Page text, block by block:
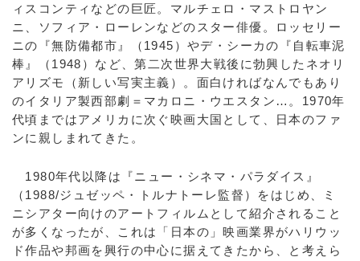
ィスコンティなどの巨匠。マルチェロ・マストロヤン
ニ、ソフィア・ローレンなどのスター俳優。ロッセリー
ニの『無防備都市』（1945）やデ・シーカの『自転車泥
棒』（1948）など、第二次世界大戦後に勃興したネオリ
アリズモ（新しい写実主義）。面白ければなんでもあり
のイタリア製西部劇＝マカロニ・ウエスタン…。1970年
代頃まではアメリカに次ぐ映画大国として、日本のファ
ンに親しまれてきた。
1980年代以降は『ニュー・シネマ・パラダイス』
（1988/ジュゼッペ・トルナトーレ監督）をはじめ、ミ
ニシアター向けのアートフィルムとして紹介されること
が多くなったが、これは「日本の」映画業界がハリウッ
ド作品や邦画を興行の中心に据えてきたから、と考えら